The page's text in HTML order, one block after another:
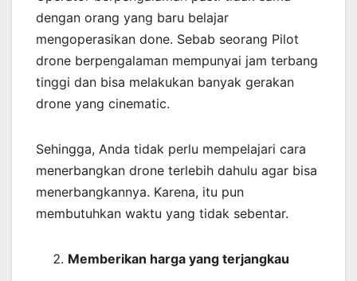
dengan orang yang baru belajar
mengoperasikan done. Sebab seorang Pilot
drone berpengalaman mempunyai jam terbang
tinggi dan bisa melakukan banyak gerakan
drone yang cinematic.
Sehingga, Anda tidak perlu mempelajari cara
menerbangkan drone terlebih dahulu agar bisa
menerbangkannya. Karena, itu pun
membutuhkan waktu yang tidak sebentar.
Memberikan harga yang terjangkau